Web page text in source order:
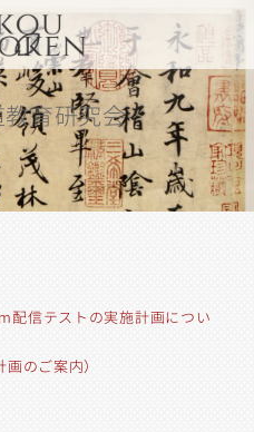
育研究会
配信テストの実施計画につい
のご案内）